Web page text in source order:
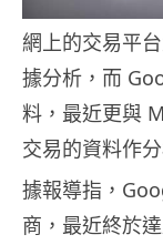
網上的交易平
據分析，而
料，最近更與
交易的資料作
據報導指，
商，最近終於